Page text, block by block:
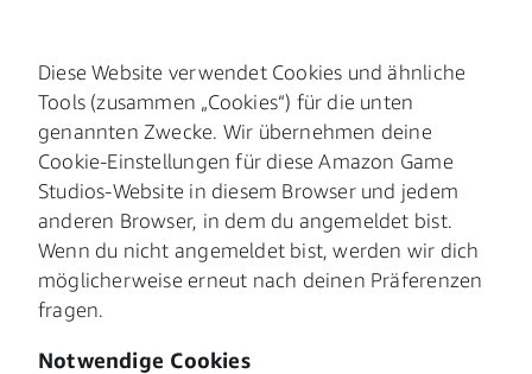
Diese Website verwendet Cookies und ähnliche
Tools (zusammen „Cookies“) für die unten
genannten Zwecke. Wir übernehmen deine
Cookie-Einstellungen für diese Amazon Game
Studios-Website in diesem Browser und jedem
anderen Browser, in dem du angemeldet bist.
Wenn du nicht angemeldet bist, werden wir dich
möglicherweise erneut nach deinen Präferenzen
fragen.
Notwendige Cookies